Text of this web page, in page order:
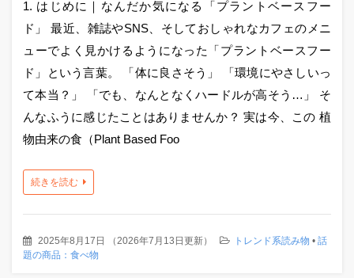
1. はじめに｜なんだか気になる「プラントベースフー
ド」 最近、雑誌やSNS、そしておしゃれなカフェのメニ
ューでよく見かけるようになった「プラントベースフー
ド」という言葉。 「体に良さそう」 「環境にやさしいっ
て本当？」 「でも、なんとなくハードルが高そう…」 そ
んなふうに感じたことはありませんか？ 実は今、この 植
物由来の食（Plant Based Foo
続きを読む
2025年8月17日 （2026年7月13日更新） トレンド系読み物 • 話
題の商品：食べ物